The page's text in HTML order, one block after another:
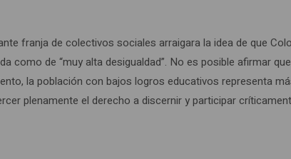
franja de colectivos sociales arraigara la idea de que
como de “muy alta desigualdad”. No es posible afirmar
la población con bajos logros educativos representa
plenamente el derecho a discernir y participar